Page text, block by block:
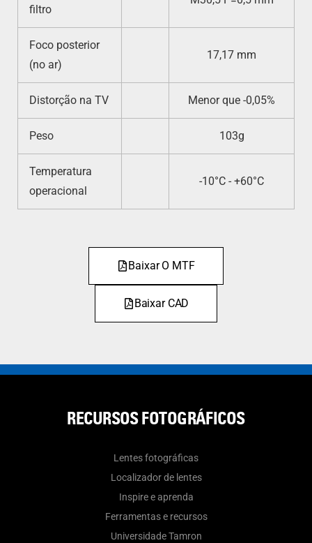
filtro
Foco posterior
(no ar)
17,17 mm
Distorção na TV Menor que -0,05%
Peso 103g
Temperatura
operacional
-10°C - +60°C
Baixar O MTF
Baixar CAD
RECURSOS FOTOGRÁFICOS
Lentes fotográficas
Localizador de lentes
Inspire e aprenda
Ferramentas e recursos
Universidade Tamron